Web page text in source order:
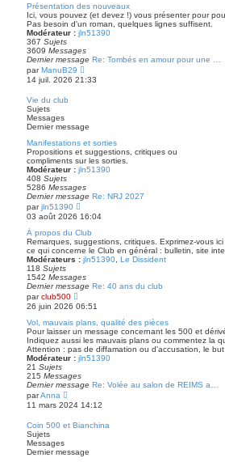
n
i
e
r
e
s
a
Présentation des nouveaux
Ici, vous pouvez (et devez !) vous présenter pour
Pas besoin d'un roman, quelques lignes suffisent.
Modérateur : jln51390
367 Sujets
3609 Messages
Dernier message Re: Tombés en amour pour une …
parManuB29
o
e
n
i
e
r
e
s
a
e
14 juil. 2026 21:33
Vie du club
Sujets
Messages
Dernier message
Manifestations et sorties
Propositions et suggestions, critiques ou
compliments sur les sorties.
Modérateur : jln51390
408 Sujets
5286 Messages
Dernier message Re: NRJ 2027
parjln51390
o
i
r
e
d
e
r
n
i
e
r
m
e
s
s
a
e
03 août 2026 16:04
À propos du Club
Remarques, suggestions, critiques. Exprimez-vous ici
ce qui concerne le Club en général : bulletin, site
Modérateurs : jln51390 Le Dissident
118 Sujets
1542 Messages
Dernier message Re: 40 ans du club
parclub500
o
i
r
l
e
d
e
r
n
i
e
m
s
g
26 juin 2026 06:51
Vol, mauvais plans, qualité des pièces
Pour laisser un message concernant les 500 et
Indiquez aussi les mauvais plans ou commentez la
Attention : pas de diffamation ou d'accusation, le
Modérateur : jln51390
21 Sujets
215 Messages
Dernier message Re: Volée au salon de REIMS a…
parAnna
o
i
l
e
11 mars 2024 14:12
Coin 500 et Bianchina
Sujets
Messages
Dernier message